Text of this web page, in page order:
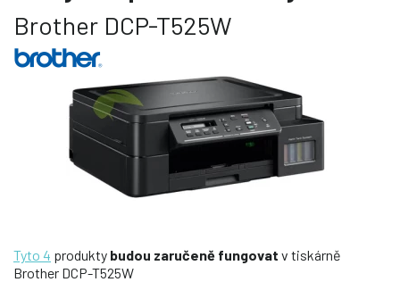
Brother DCP-T525W
Tyto 4 produkty budou zaručeně fungovat v tiskárně
Brother DCP-T525W